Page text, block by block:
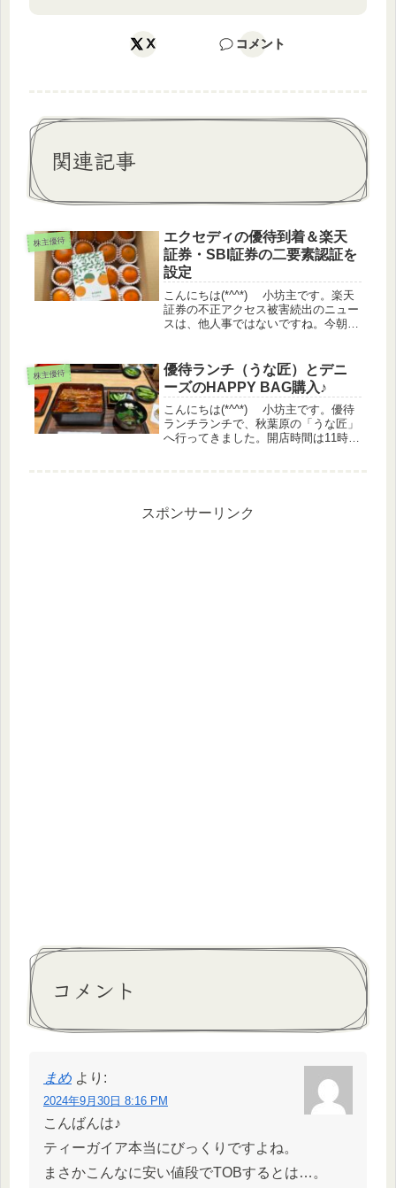
X コメント
関連記事
株主優待
エクセディの優待到着＆楽天
証券・SBI証券の二要素認証を
設定
こんにちは(*^^*) 小坊主です。楽天
証券の不正アクセス被害続出のニュー
スは、他人事ではないですね。今朝一
下方で書いてます。優待品到着 エク
セディ９月権利 エクセディ...
株主優待
優待ランチ（うな匠）とデニ
ーズのHAPPY BAG購入♪
こんにちは(*^^*) 小坊主です。優待
ランチランチで、秋葉原の「うな匠」
へ行ってきました。開店時間は11時。
スポンサーリンク
コメント
まめ より:
2024年9月30日 8:16 PM
こんばんは♪
ティーガイア本当にびっくりですよね。
まさかこんなに安い値段でTOBするとは…。